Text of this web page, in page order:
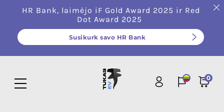
HR Bank, laimėjo iF Gold Award 2025 ir Red
Dot Award 2025
Susikurk savo HR Bank
0